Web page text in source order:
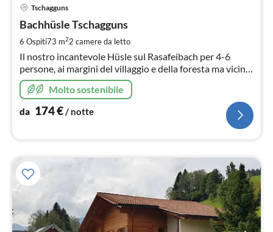
Tschagguns
Bachhüsle Tschagguns
6 Ospiti73 m22 camere da letto
Il nostro incantevole Hüsle sul Rasafeibach per 4-6
persone, ai margini del villaggio e della foresta ma vicino
a una fermata dell'autobus, offre una sistemazione
perfetta per le vacanze all'insegna dell'escursionismo e
dello sci.
Molto sostenibile
da 174€/ notte